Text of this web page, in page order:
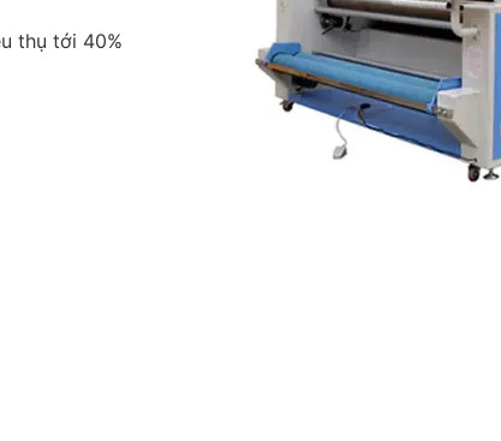
thụ tới 40%